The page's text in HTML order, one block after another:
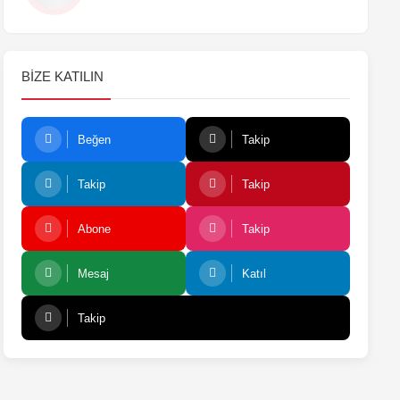
BIZE KATILIN
Beğen Takip
Takip Takip
Abone Takip
Mesaj Katıl
Takip